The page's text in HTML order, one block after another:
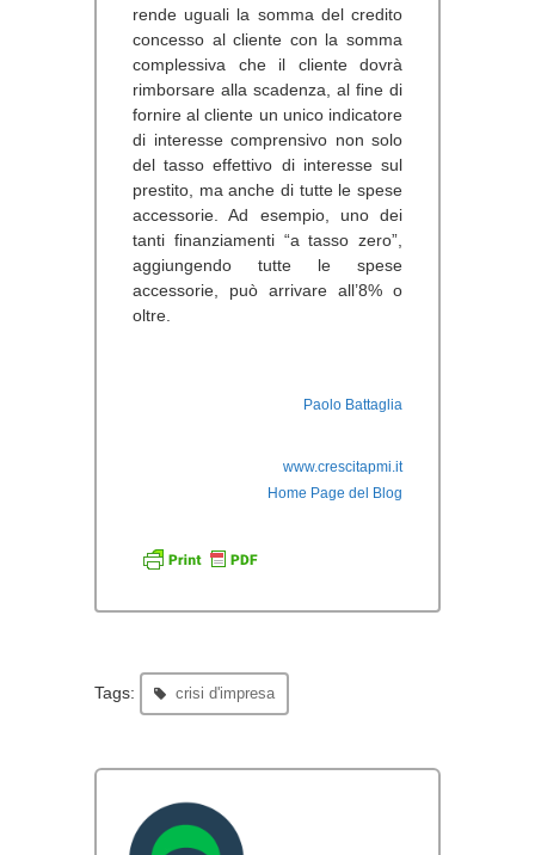
rende uguali la somma del credito
concesso al cliente con la somma
complessiva che il cliente dovrà
rimborsare alla scadenza, al fine di
fornire al cliente un unico indicatore
di interesse comprensivo non solo
del tasso effettivo di interesse sul
prestito, ma anche di tutte le spese
accessorie. Ad esempio, uno dei
tanti finanziamenti “a tasso zero”,
aggiungendo tutte le spese
accessorie, può arrivare all’8% o
oltre.
Paolo Battaglia
www.crescitapmi.it
Home Page del Blog
Tags: crisi d'impresa